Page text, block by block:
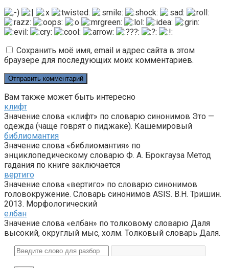
Сохранить моё имя, email и адрес сайта в этом
браузере для последующих моих комментариев.
Вам также может быть интересно
клифт
Значение слова «клифт» по словарю синонимов Это —
одежда (чаще говрят о пиджаке). Кашемировый
библиомантия
Значение слова «библиомантия» по
энциклопедическому словарю Ф. А. Брокгауза Метод
гадания по книге заключается
вертиго
Значение слова «вертиго» по словарю синонимов
головокружение. Словарь синонимов ASIS. В.Н. Тришин.
2013. Морфологический
елбан
Значение слова «елбан» по толковому словарю Даля
высокий, округлый мыс, холм. Толковый словарь Даля.